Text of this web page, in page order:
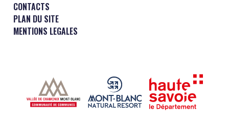
CONTACTS
PLAN DU SITE
MENTIONS LEGALES